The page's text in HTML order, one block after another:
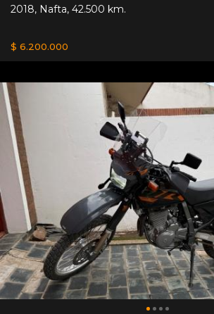
2018, Nafta, 42.500 km.
$ 6.200.000